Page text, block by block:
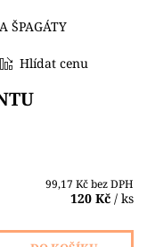
ŠPAGÁTY
Hlídat cenu
99,17 Kč bez DPH
120 Kč / ks